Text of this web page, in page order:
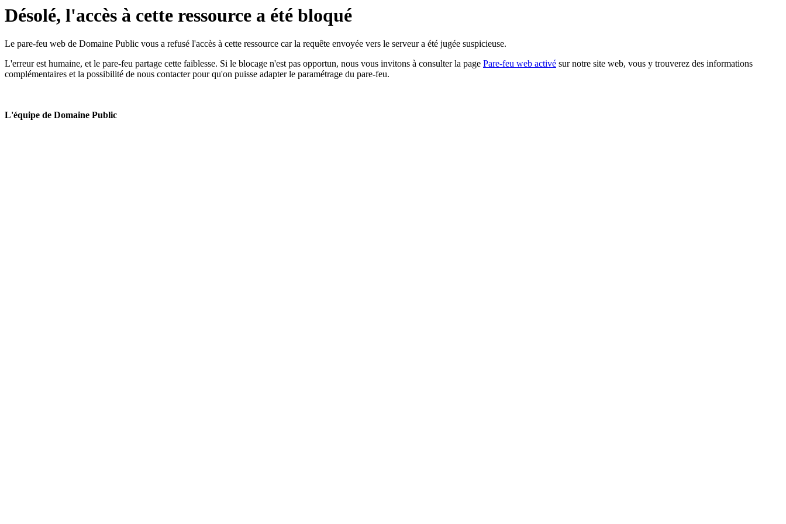
Désolé, l'accès à cette ressource a été bloqué
Le pare-feu web de Domaine Public vous a refusé l'accès à cette ressource car la requête envoyée vers le serveur a été jugée suspicieuse.
L'erreur est humaine, et le pare-feu partage cette faiblesse. Si le blocage n'est pas opportun, nous vous invitons à consulter la page Pare-feu web activé sur notre site web, vous y trouverez des informations
complémentaires et la possibilité de nous contacter pour qu'on puisse adapter le paramétrage du pare-feu.
L'équipe de Domaine Public